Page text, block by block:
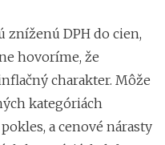
DPH do cien,
hovoríme, že
charakter. Môže
kategóriách
a cenové nárasty